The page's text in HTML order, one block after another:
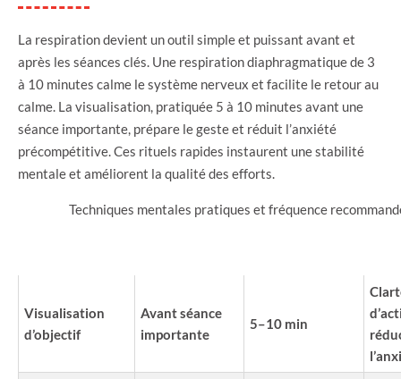
La respiration devient un outil simple et puissant avant et
après les séances clés. Une respiration diaphragmatique de 3
à 10 minutes calme le système nerveux et facilite le retour au
calme. La visualisation, pratiquée 5 à 10 minutes avant une
séance importante, prépare le geste et réduit l’anxiété
précompétitive. Ces rituels rapides instaurent une stabilité
mentale et améliorent la qualité des efforts.
Techniques mentales pratiques et fréquence
Visualisation
d’objectif
Avant séance
importante
5–10 min